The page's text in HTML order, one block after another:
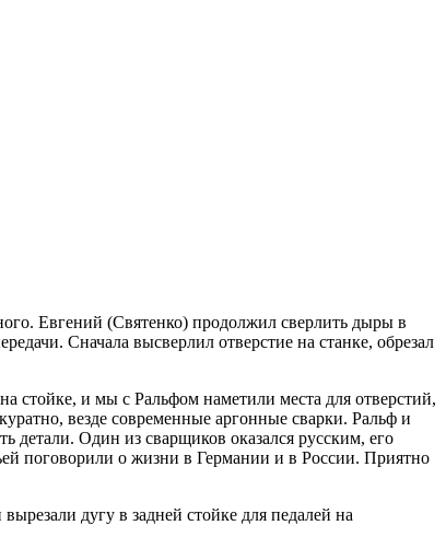
Евгений (Святенко) продолжил сверлить дыры в
Сначала высверлил отверстие на станке, обрезал
стойке, и мы с Ральфом наметили места для отверстий,
везде современные аргонные сварки. Ральф и
детали. Один из сварщиков оказался русским, его
поговорили о жизни в Германии и в России. Приятно
дугу в задней стойке для педалей на